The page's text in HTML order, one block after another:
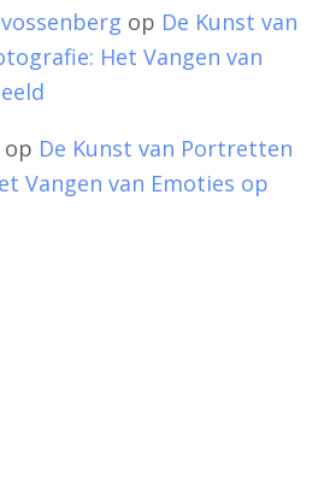
op De Kunst van
Het Vangen van
op De Kunst van Portretten
Vangen van Emoties op